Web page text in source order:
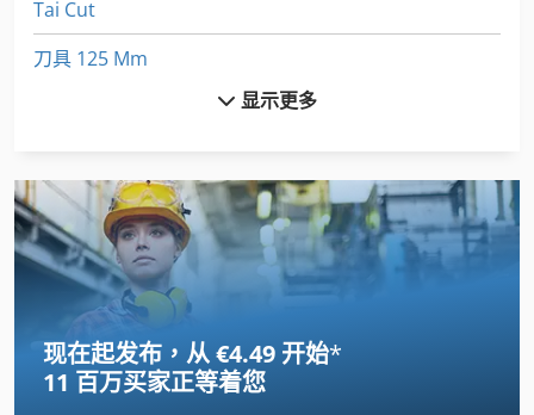
Tai Cut
刀具 125 Mm
刹车
备份 Nh C00 50A U 35 A U 32 A
履带挖掘机
工具 车
挖掘装载机
显示更多
现在起发布，从 €4.49 开始*
11 百万买家正等着您